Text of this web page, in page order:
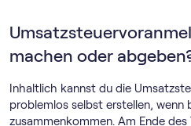
machen oder
Inhaltlich kannst du die
problemlos selbst erstellen, wenn
zusammenkommen. Am Ende des